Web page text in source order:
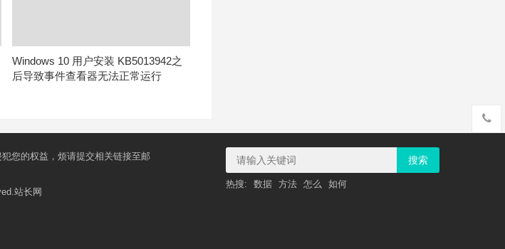
Windows 10 用户安装 KB5013942之
后导致事件查看器无法正常运行
您的权益，烦请提交相关链接至邮
站长网
搜索
热搜: 数据 方法 怎么 如何